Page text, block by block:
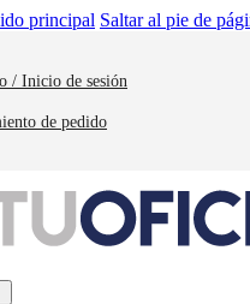
principal Saltar al pie de
/ Inicio de sesión
de pedido